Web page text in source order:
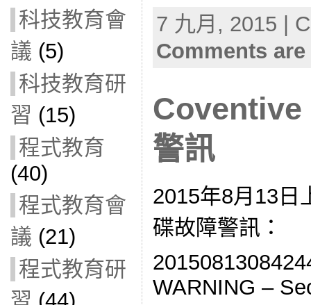
科技教育會
議 (5)
科技教育研
習 (15)
程式教育
(40)
程式教育會
議 (21)
程式教育研
7 九月, 2015 |
Comments
Coventive
警訊
2015年8月13日
碟故障警訊：
WARNING –